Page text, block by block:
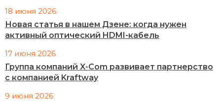
18 июня 2026
Новая статья в нашем Дзене: когда нужен
активный оптический HDMI-кабель
17 июня 2026
Группа компаний X-Com развивает партнерство
с компанией Kraftway
9 июня 2026